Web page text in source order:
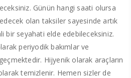
Günün hangi saati olursa
olan taksiler sayesinde artık
bir seyahati elde edebileceksiniz.
periyodik bakımlar ve
Hijyenik olarak araçların
temizlenir. Hemen sizler de